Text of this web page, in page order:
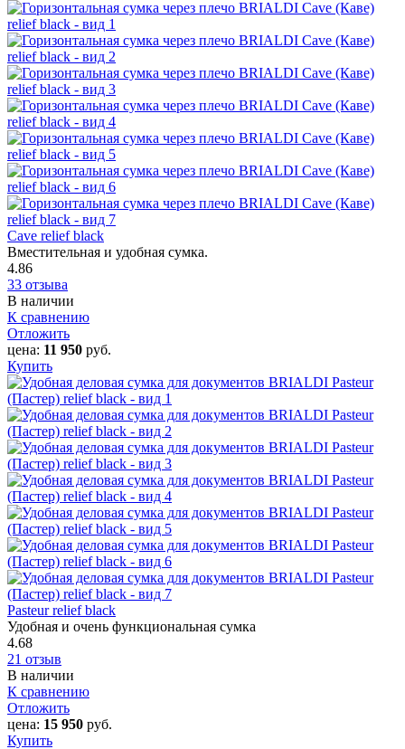
Cave relief black
Вместительная и удобная сумка.
4.86
33 отзыва
В наличии
К сравнению
Отложить
цена: 11 950 руб.
Купить
Pasteur relief black
Удобная и очень функциональная сумка
4.68
21 отзыв
В наличии
К сравнению
Отложить
цена: 15 950 руб.
Купить